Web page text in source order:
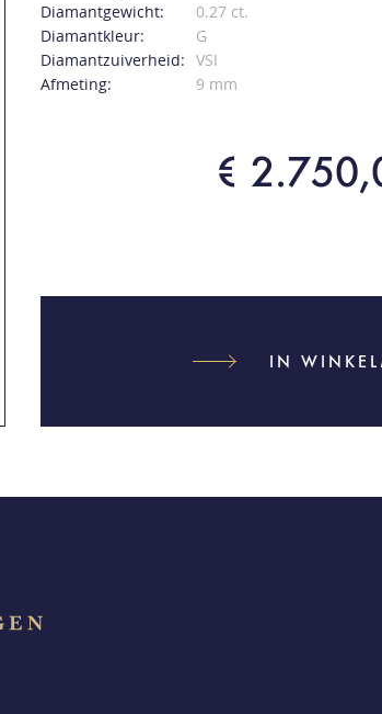
Diamantgewicht:
0.27 ct.
Diamantkleur:
G
Diamantzuiverheid:
VSI
Afmeting:
9 mm
€
IN